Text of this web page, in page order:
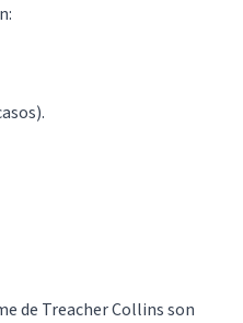
de Treacher Collins son